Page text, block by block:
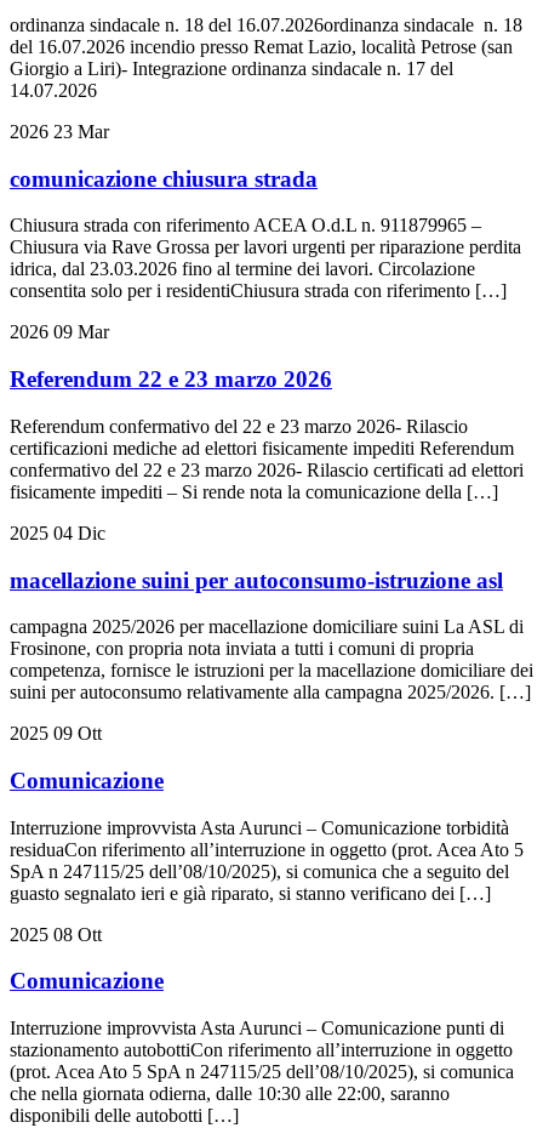
ordinanza sindacale n. 18 del 16.07.2026ordinanza sindacale n. 18
del 16.07.2026 incendio presso Remat Lazio, località Petrose (san
Giorgio a Liri)- Integrazione ordinanza sindacale n. 17 del
14.07.2026
2026 23 Mar
comunicazione chiusura strada
Chiusura strada con riferimento ACEA O.d.L n. 911879965 –
Chiusura via Rave Grossa per lavori urgenti per riparazione perdita
idrica, dal 23.03.2026 fino al termine dei lavori. Circolazione
consentita solo per i residentiChiusura strada con riferimento […]
2026 09 Mar
Referendum 22 e 23 marzo 2026
Referendum confermativo del 22 e 23 marzo 2026- Rilascio
certificazioni mediche ad elettori fisicamente impediti Referendum
confermativo del 22 e 23 marzo 2026- Rilascio certificati ad elettori
fisicamente impediti – Si rende nota la comunicazione della […]
2025 04 Dic
macellazione suini per autoconsumo-istruzione asl
campagna 2025/2026 per macellazione domiciliare suini La ASL di
Frosinone, con propria nota inviata a tutti i comuni di propria
competenza, fornisce le istruzioni per la macellazione domiciliare dei
suini per autoconsumo relativamente alla campagna 2025/2026. […]
2025 09 Ott
Comunicazione
Interruzione improvvista Asta Aurunci – Comunicazione torbidità
residuaCon riferimento all’interruzione in oggetto (prot. Acea Ato 5
SpA n 247115/25 dell’08/10/2025), si comunica che a seguito del
guasto segnalato ieri e già riparato, si stanno verificano dei […]
2025 08 Ott
Comunicazione
Interruzione improvvista Asta Aurunci – Comunicazione punti di
stazionamento autobottiCon riferimento all’interruzione in oggetto
(prot. Acea Ato 5 SpA n 247115/25 dell’08/10/2025), si comunica
che nella giornata odierna, dalle 10:30 alle 22:00, saranno
disponibili delle autobotti […]